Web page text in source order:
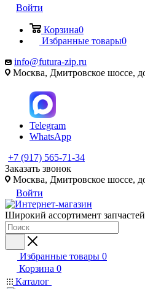
Войти
Корзина0
Избранные товары0
info@futura-zip.ru
Москва, Дмитровское шоссе,
Telegram
WhatsApp
+7 (917) 565-71-34
Заказать звонок
Москва, Дмитровское шоссе,
Войти
Широкий ассортимент
Избранные товары 0
Корзина 0
Каталог